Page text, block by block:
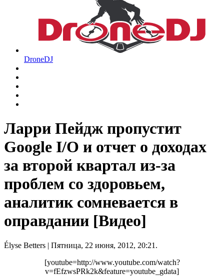
DroneDJ
Ларри Пейдж пропустит
Google I/O и отчет о доходах
за второй квартал из-за
проблем со здоровьем,
аналитик сомневается в
оправдании [Видео]
Élyse Betters | Пятница, 22 июня, 2012, 20:21.
[youtube=http://www.youtube.com/watch?
v=fEfzwsPRk2k&feature=youtube_gdata]